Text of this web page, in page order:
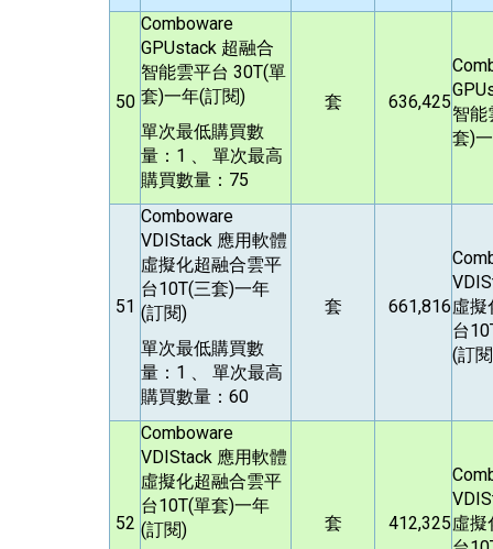
50
Comboware
GPUstack 超融合
智能雲平台 30T(單
套)一年(訂閱)
單次最低購買數
量：1 、 單次最高
購買數量：75
套 636,425
智能
套)
51
Comboware
VDIStack 應用軟體
虛擬化超融合雲平
台10T(三套)一年
(訂閱)
單次最低購買數
量：1 、 單次最高
購買數量：60
套 661,816虛擬
台
(訂
52
Comboware
VDIStack 應用軟體
虛擬化超融合雲平
台10T(單套)一年
(訂閱)
套 412,325虛擬